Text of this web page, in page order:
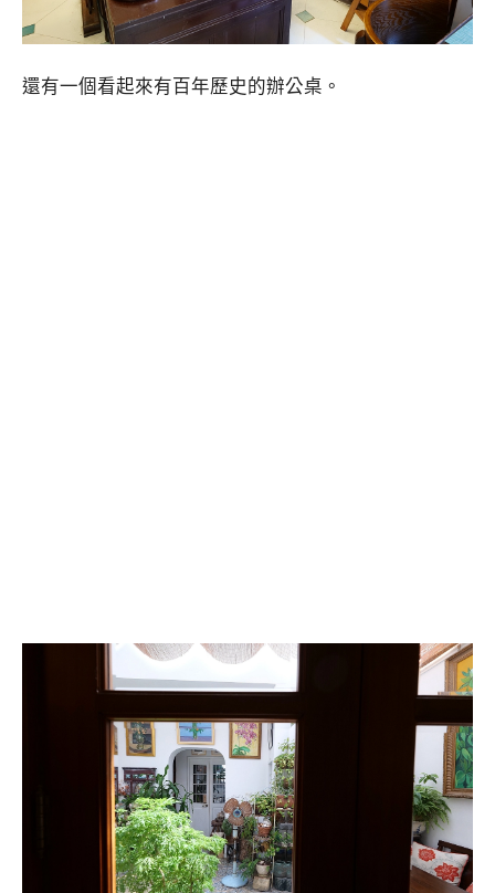
還有一個看起來有百年歷史的辦公桌。